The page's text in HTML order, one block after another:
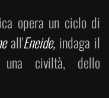
opera un ciclo di
all'Eneide, indaga il
civiltà, dello